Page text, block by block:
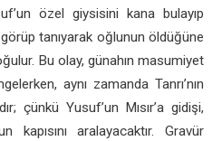
özel giysisini kana bulayıp
tanıyarak oğlunun öldüğüne
Bu olay, günahın masumiyet
aynı zamanda Tanrı’nın
çünkü Yusuf’un Mısır’a gidişi,
kapısını aralayacaktır. Gravür